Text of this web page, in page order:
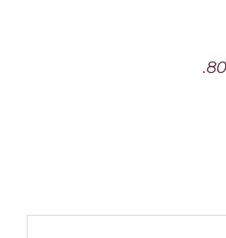
أو اتصل بنا على +1 (888) 456-8043.